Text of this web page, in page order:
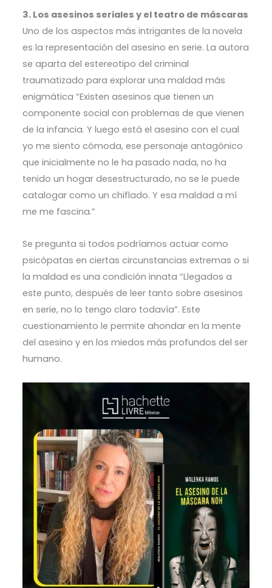
3. Los asesinos seriales y el teatro de máscaras
Uno de los aspectos más intrigantes de la novela
es la representación del asesino en serie. La autora
se aparta del estereotipo del criminal
traumatizado para explorar una maldad más
enigmática “Existen asesinos que tienen un
componente social con problemas de que vienen
de la infancia. Y luego está el asesino con el cual
yo me siento cómoda, ese personaje antagónico
que inicialmente no le ha pasado nada, no ha
tenido un hogar desestructurado, no se le puede
catalogar como un chiflado. Y esa maldad a mí
me me fascina.”
Se pregunta si todos podríamos actuar como
psicópatas en ciertas circunstancias extremas o si
la maldad es una condición innata “Llegados a
este punto, después de leer tanto sobre asesinos
en serie, no lo tengo claro todavía”. Este
cuestionamiento le permite ahondar en la mente
del asesino y en los miedos más profundos del ser
humano.